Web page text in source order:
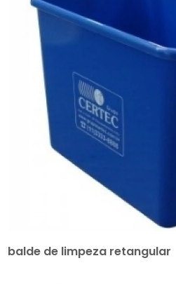
balde de limpeza retangular